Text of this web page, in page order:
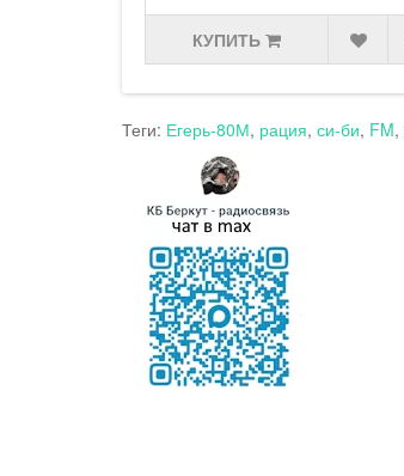
КУПИТЬ
Теги: Егерь-80М, рация, си-би, FM,